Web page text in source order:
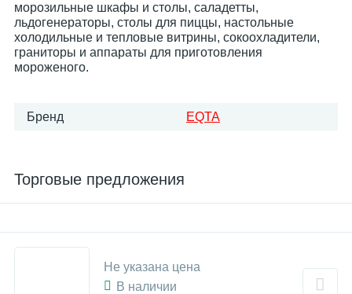
морозильные шкафы и столы, саладетты,
льдогенераторы, столы для пиццы, настольные
холодильные и тепловые витрины, сокоохладители,
граниторы и аппараты для приготовления
мороженого.
Бренд EQTA
Торговые предложения
Не указана цена
В наличии